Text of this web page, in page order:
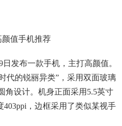
发布一款手机，主打高颜值。
代的锐丽异类”，采用双面玻璃
角设计。机身正面采用5.5英寸
403ppi，边框采用了类似某视手